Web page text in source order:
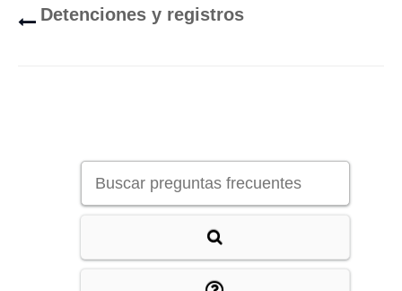
Detenciones y registros